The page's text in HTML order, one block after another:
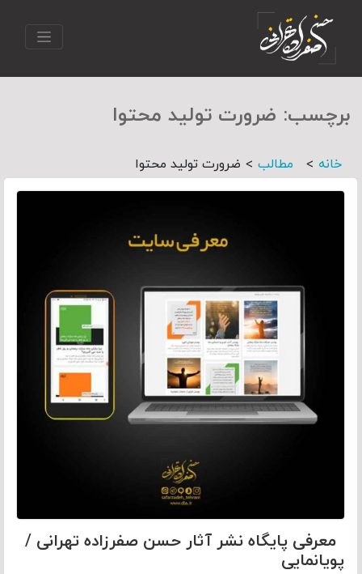
برچسب: ضرورت تولید محتوا
خانه > مطالب > ضرورت تولید محتوا
معرفی پایگاه نشر آثار حسن صفرزاده تهرانی /
پویانمایی